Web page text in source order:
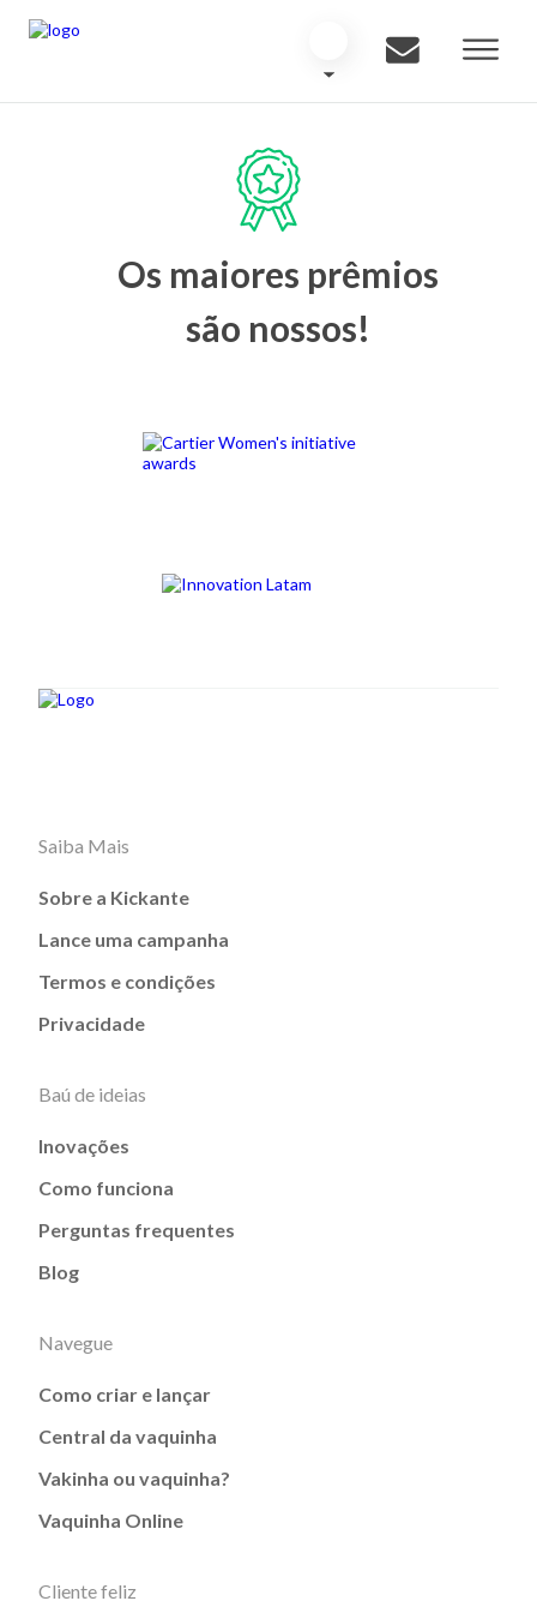
Os maiores prêmios
são nossos!
Saiba Mais
Sobre a Kickante
Lance uma campanha
Termos e condições
Privacidade
Baú de ideias
Inovações
Como funciona
Perguntas frequentes
Blog
Navegue
Como criar e lançar
Central da vaquinha
Vakinha ou vaquinha?
Vaquinha Online
Cliente feliz